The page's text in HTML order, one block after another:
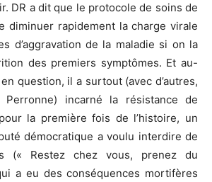
DR a dit que le protocole de soins de
diminuer rapidement la charge virale
d’aggravation de la maladie si on la
des premiers symptômes. Et au-
question, il a surtout (avec d’autres,
Perronne) incarné la résistance de
la première fois de l’histoire, un
démocratique a voulu interdire de
(« Restez chez vous, prenez du
a eu des conséquences mortifères